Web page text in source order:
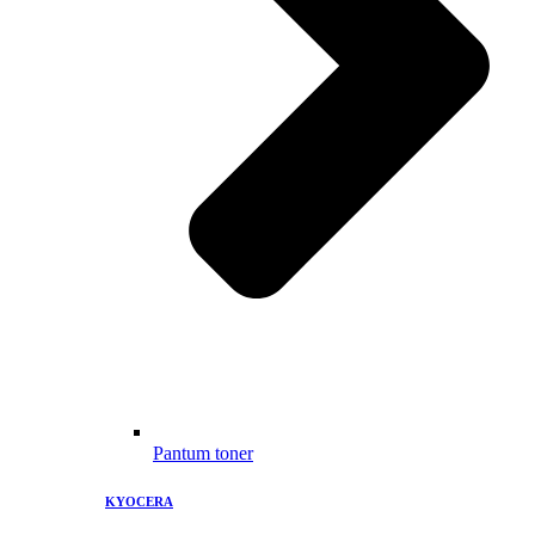
Pantum toner
KYOCERA